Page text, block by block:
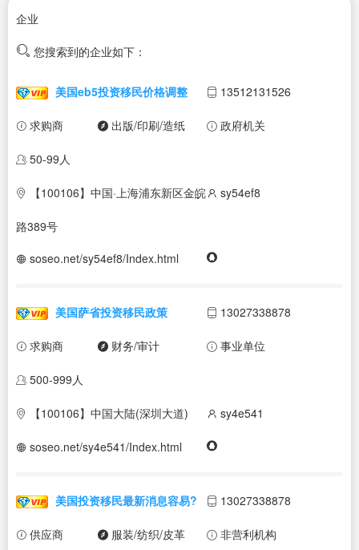
企业
您搜索到的企业如下：
美国eb5投资移民价格调整 13512131526
求购商 出版/印刷/造纸 政府机关
50-99人
【100106】中国·上海浦东新区金皖
路389号
sy54ef8
soseo.net/sy54ef8/Index.html
美国萨省投资移民政策 13027338878
求购商 财务/审计 事业单位
500-999人
【100106】中国大陆(深圳大道) sy4e541
soseo.net/sy4e541/Index.html
美国投资移民最新消息容易? 13027338878
供应商 服装/纺织/皮革 非营利机构